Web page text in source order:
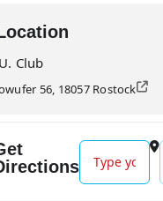
Club
56, 18057 Rostock
Address -